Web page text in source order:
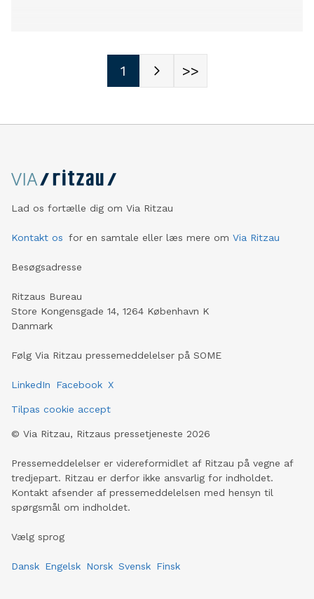
1 >>
Lad os fortælle dig om Via Ritzau
Kontakt os for en samtale eller læs mere om Via Ritzau
Besøgsadresse
Ritzaus Bureau
Store Kongensgade 14, 1264 København K
Danmark
Følg Via Ritzau pressemeddelelser på SOME
LinkedIn Facebook X
Tilpas cookie accept
© Via Ritzau, Ritzaus pressetjeneste 2026
Pressemeddelelser er videreformidlet af Ritzau på vegne af
tredjepart. Ritzau er derfor ikke ansvarlig for indholdet.
Kontakt afsender af pressemeddelelsen med hensyn til
spørgsmål om indholdet.
Vælg sprog
Dansk Engelsk Norsk Svensk Finsk